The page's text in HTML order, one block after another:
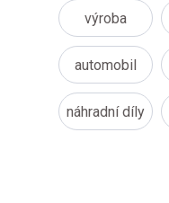
výroba
automobil
náhradní díly